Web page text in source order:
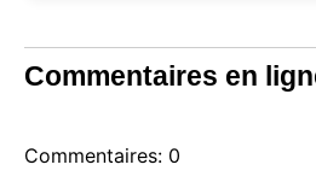
Commentaires en
Commentaires: 0